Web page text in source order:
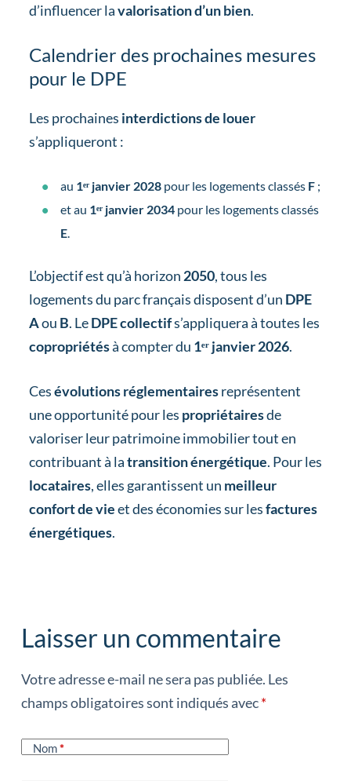
d’influencer lavalorisation d’un bien.
Calendrier des prochaines mesures
pour le DPE
Les prochaines interdictions de louer
s’appliqueront :
au 1ᵉʳ janvier 2028pour les logements classés F;
et au 1ᵉʳ janvier 2034pour les logements classés
E.
L’objectif est qu’à horizon 2050, tous les
logements du parc français disposent d’un DPE
Aou B. LeDPE collectifs’appliquera à toutes les
copropriétésà compter du 1ᵉʳ janvier 2026.
Cesévolutions réglementairesreprésentent
une opportunité pour les propriétairesde
valoriser leur patrimoine immobilier tout en
contribuant à latransition énergétique. Pour les
locataires, elles garantissent un meilleur
confort de vieet des économies sur lesfactures
énergétiques.
Laisser un commentaire
Votre adresse e-mail ne sera pas publiée. Les
champs obligatoires sont indiqués avec*
Nom*